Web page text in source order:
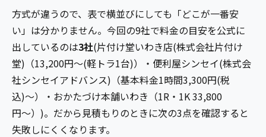
方式が違うので、表で横並びにしても「どこが一番安
い」は分かりません。今回の9社で料金の目安を公式に
出しているのは3社(片付け堂いわき店(株式会社片付け
堂)（13,200円〜(軽トラ1台)）・便利屋シンセイ(株式会
社シンセイアドバンス)（基本料金1時間3,300円(税
込)〜）・おかたづけ本舗いわき（1R・1K 33,800
円〜）)。だから見積もりのときに次の3点を確認すると
失敗しにくくなります。